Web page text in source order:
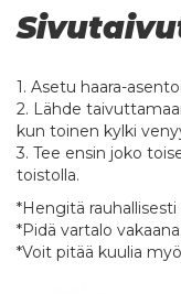
1. Asetu haara-
2. Lähde
kun toinen kylki
3. Tee ensin joko
toistolla.
*Hengitä rauhallisesti
*Pidä vartalo vakaana.
*Voit pitää kuulia